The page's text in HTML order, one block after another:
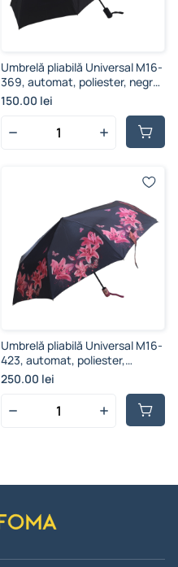
Umbrelă pliabilă Universal M16-
369, automat, poliester, negru,
99 cm
150.00 lei
Umbrelă pliabilă Universal M16-
423, automat, poliester,
multicolor, 99 cm
250.00 lei